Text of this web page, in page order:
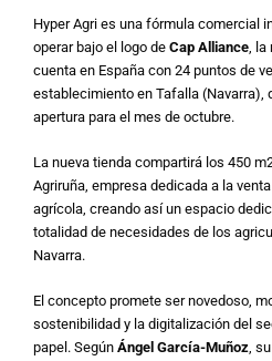
Hyper Agri es una fórmula comercial
operar bajo el logo de Cap Alliance, la
cuenta en España con 24 puntos de
establecimiento en Tafalla (Navarra),
apertura para el mes de octubre.
La nueva tienda compartirá los 450
Agriruña, empresa dedicada a la
agrícola, creando así un espacio
totalidad de necesidades de los
Navarra.
El concepto promete ser novedoso,
sostenibilidad y la digitalización del
papel. Según Ángel García-Muñoz,